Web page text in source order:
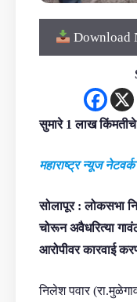
Download
सुमारे 1 लाख
महाराष्ट्र न्यूज
सोलापूर : लोकसभा
चोरून अवैधरित्या
आरोपीवर कारवाई
निलेश पवार